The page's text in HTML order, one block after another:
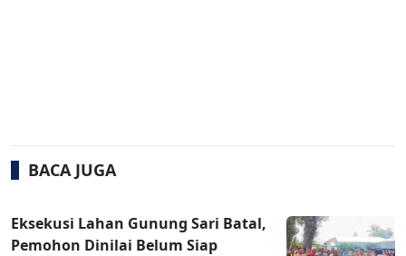
BACA JUGA
Eksekusi Lahan Gunung Sari Batal,
Pemohon Dinilai Belum Siap